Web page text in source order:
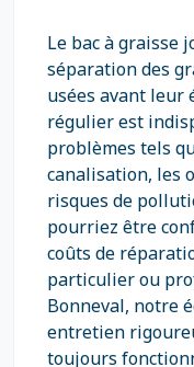
Le bac à graisse
séparation des
usées avant leur
régulier est
problèmes tels
canalisation, les
risques de
pourriez être
coûts de
particulier ou
Bonneval, notre
entretien
toujours